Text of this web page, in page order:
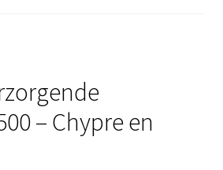
– Chypre en